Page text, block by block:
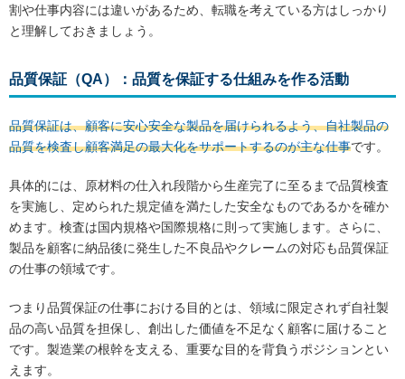
割や仕事内容には違いがあるため、転職を考えている方はしっかり
と理解しておきましょう。
品質保証（QA）：品質を保証する仕組みを作る活動
品質保証は、顧客に安心安全な製品を届けられるよう、自社製品の
品質を検査し顧客満足の最大化をサポートするのが主な仕事です。
具体的には、原材料の仕入れ段階から生産完了に至るまで品質検査
を実施し、定められた規定値を満たした安全なものであるかを確か
めます。検査は国内規格や国際規格に則って実施します。さらに、
製品を顧客に納品後に発生した不良品やクレームの対応も品質保証
の仕事の領域です。
つまり品質保証の仕事における目的とは、領域に限定されず自社製
品の高い品質を担保し、創出した価値を不足なく顧客に届けること
です。製造業の根幹を支える、重要な目的を背負うポジションとい
えます。